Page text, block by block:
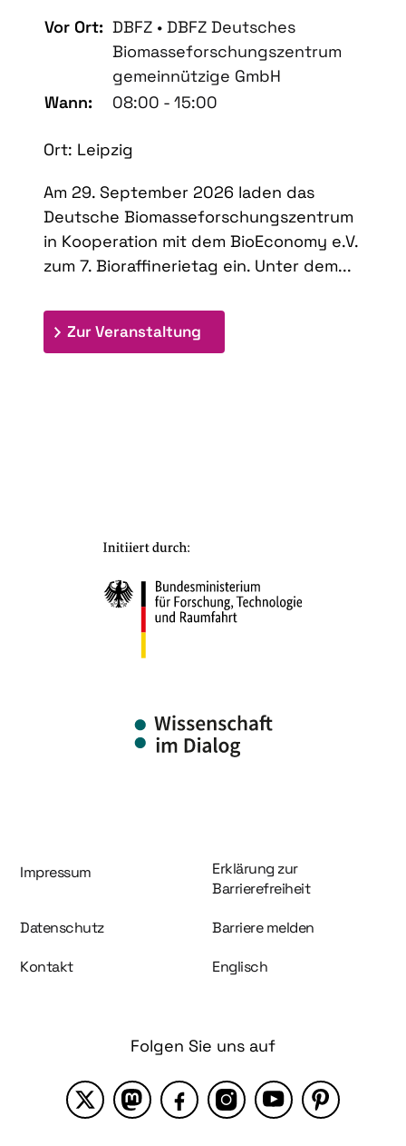
Vor Ort: DBFZ • DBFZ Deutsches
Biomasseforschungszentrum
gemeinnützige GmbH
Wann:
08:00 - 15:00
Ort: Leipzig
Am 29. September 2026 laden das
Deutsche Biomasseforschungszentrum
in Kooperation mit dem BioEconomy e.V.
zum 7. Bioraffinerietag ein. Unter dem...
Zur Veranstaltung
Information und Service
Impressum
Erklärung zur
Barrierefreiheit
Datenschutz Barriere melden
Kontakt Englisch
Folgen Sie uns auf